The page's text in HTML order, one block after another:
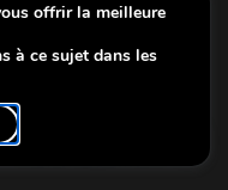
Vue de l'exposition
offrir la meilleure
à ce sujet dans les